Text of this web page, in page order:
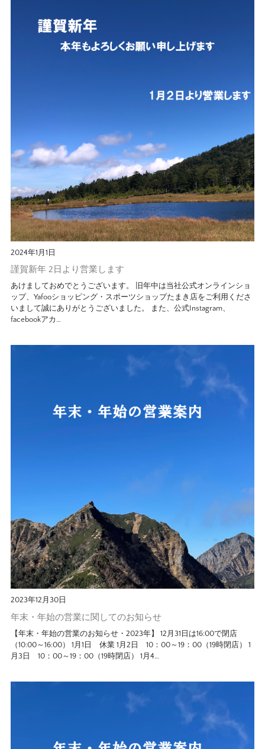
2024年1月1日
謹賀新年 2日より営業します
あけましておめでとうございます。 旧年中は当社公式オンラインショ
ップ、Yafooショッピング・スポーツショップたまき店をご利用くださ
いまして誠にありがとうございました。 また、公式Instagram、
facebookアカ…
2023年12月30日
年末・年始の営業に関してのお知らせ
【年末・年始の営業のお知らせ・2023年】 12月31日は16:00で閉店
（10:00～16:00） 1月1日 休業 1月2日 10：00～19：00（19時閉店） 1
月3日 10：00～19：00（19時閉店） 1月4…